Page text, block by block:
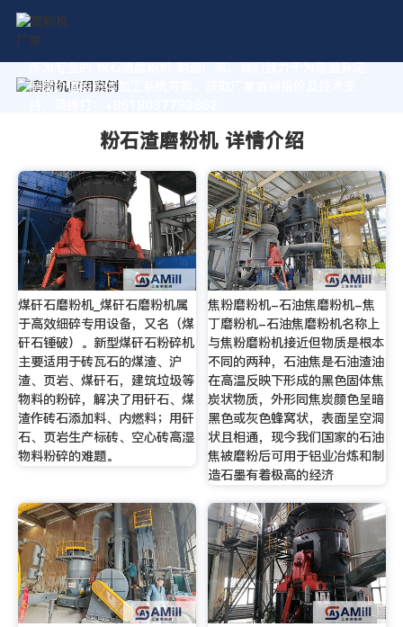
作为专业的 粉石渣磨粉机 制造厂家，我们致力于为您量身定
制高价值的粉体加工系统方案。获取厂家直销报价及技术支
粉石渣磨粉机 详情介绍
煤矸石磨粉机_煤矸石磨粉机属
于高效细碎专用设备，又名（煤
矸石锤破）。新型煤矸石粉碎机
主要适用于砖瓦石的煤渣、沪
渣、页岩、煤矸石，建筑垃圾等
物料的粉碎，解决了用矸石、煤
渣作砖石添加料、内燃料；用矸
石、页岩生产标砖、空心砖高湿
物料粉碎的难题。
焦粉磨粉机-石油焦磨粉机-焦
丁磨粉机-石油焦磨粉机名称上
与焦粉磨粉机接近但物质是根本
不同的两种，石油焦是石油渣油
在高温反映下形成的黑色固体焦
炭状物质，外形同焦炭颜色呈暗
黑色或灰色蜂窝状，表面呈空洞
状且相通，现今我们国家的石油
焦被磨粉后可用于铝业冶炼和制
造石墨有着极高的经济